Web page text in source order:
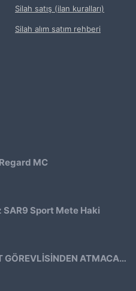
Silah satış (ilan kuralları)
Silah alım satım rehberi
MC
SAR9 Sport Mete Haki
EMEKLİ EMNİYET GÖREVLİSİNDEN ATMACA 53 KLASİK14